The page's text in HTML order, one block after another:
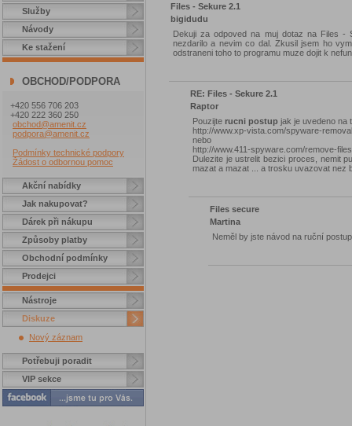
Služby
Návody
Ke stažení
OBCHOD/PODPORA
+420 556 706 203
+420 222 360 250
obchod@amenit.cz
podpora@amenit.cz
Podmínky technické podpory
Žádost o odbornou pomoc
Akční nabídky
Jak nakupovat?
Dárek při nákupu
Způsoby platby
Obchodní podmínky
Prodejci
Nástroje
Diskuze
Nový záznam
Potřebuji poradit
VIP sekce
Files - Sekure 2.1
bigidudu
Dekuji za odpoved na muj dotaz na Files -
nezdarilo a nevim co dal. Zkusil jsem ho
odstraneni toho to programu muze dojit k
RE: Files - Sekure 2.1
Raptor
Pouzijte rucni postup jak je uvedeno na
http://www.xp-vista.com/spyware-
nebo
http://www.411-spyware.com/remove-
Dulezite je ustrelit bezici proces, nemit
mazat a mazat ... a trosku uvazovat nez
Files secure
Martina
Neměl by jste návod na ruční